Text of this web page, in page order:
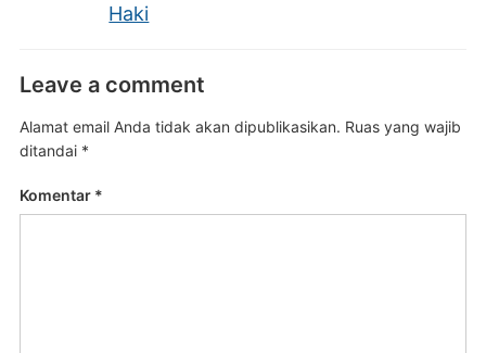
Haki
Leave a comment
Alamat email Anda tidak akan dipublikasikan. Ruas yang wajib
ditandai *
Komentar *